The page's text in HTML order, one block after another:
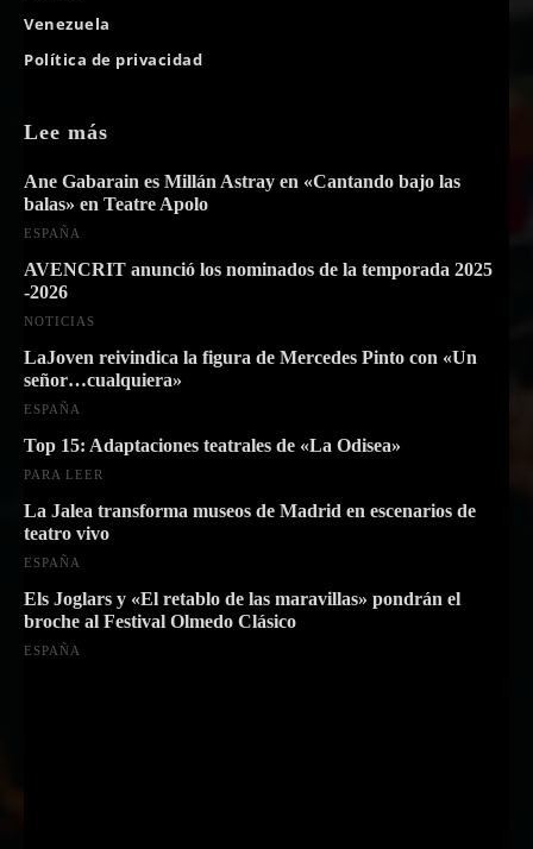
Venezuela
Política de privacidad
Lee más
Ane Gabarain es Millán Astray en «Cantando bajo las
balas» en Teatre Apolo
ESPAÑA
AVENCRIT anunció los nominados de la temporada 2025
-2026
NOTICIAS
LaJoven reivindica la figura de Mercedes Pinto con «Un
señor…cualquiera»
ESPAÑA
Top 15: Adaptaciones teatrales de «La Odisea»
PARA LEER
La Jalea transforma museos de Madrid en escenarios de
teatro vivo
ESPAÑA
Els Joglars y «El retablo de las maravillas» pondrán el
broche al Festival Olmedo Clásico
ESPAÑA